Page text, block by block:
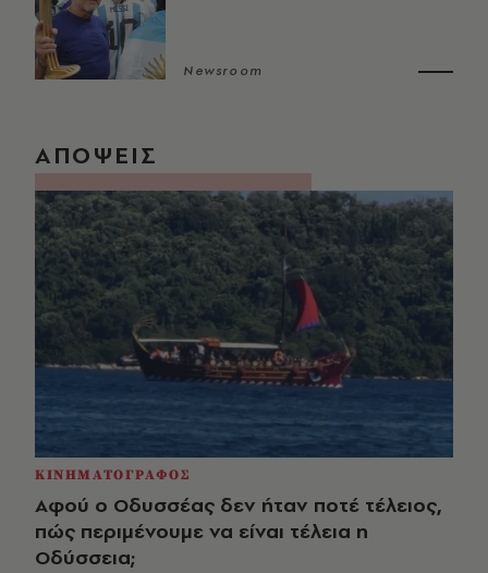
Newsroom
ΑΠΟΨΕΙΣ
ΚΙΝΗΜΑΤΟΓΡΑΦΟΣ
Αφού ο Οδυσσέας δεν ήταν ποτέ τέλειος,
πώς περιμένουμε να είναι τέλεια η
Οδύσσεια;